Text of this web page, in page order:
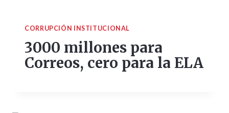
CORRUPCIÓN INSTITUCIONAL
3000 millones para
Correos, cero para la ELA